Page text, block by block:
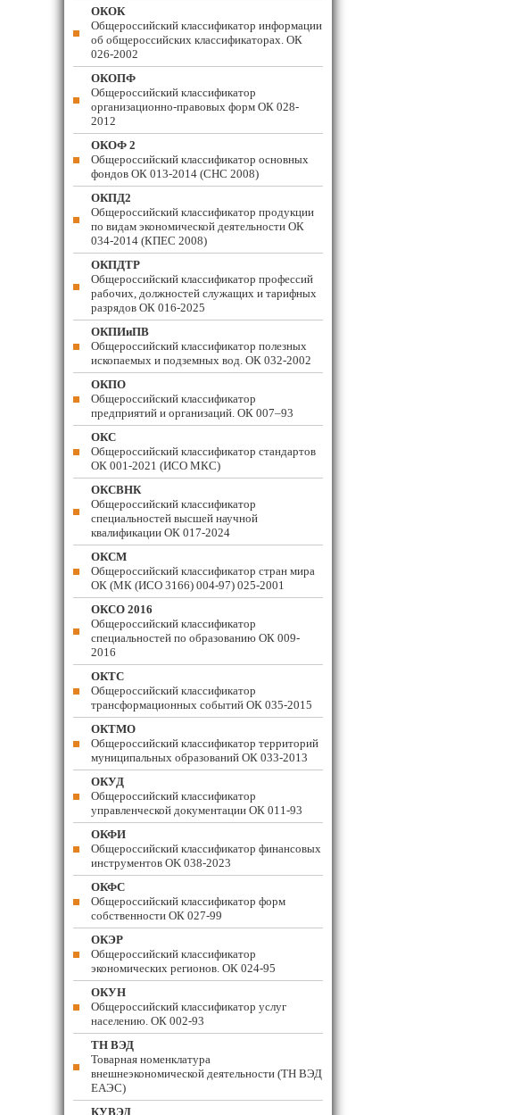
ОКОК
Общероссийский классификатор информации
об общероссийских классификаторах. ОК
026-2002
ОКОПФ
Общероссийский классификатор
организационно-правовых форм ОК 028-
2012
ОКОФ 2
Общероссийский классификатор основных
фондов ОК 013-2014 (СНС 2008)
ОКПД2
Общероссийский классификатор продукции
по видам экономической деятельности ОК
034-2014 (КПЕС 2008)
ОКПДТР
Общероссийский классификатор профессий
рабочих, должностей служащих и тарифных
разрядов ОК 016-2025
ОКПИиПВ
Общероссийский классификатор полезных
ископаемых и подземных вод. ОК 032-2002
ОКПО
Общероссийский классификатор
предприятий и организаций. ОК 007–93
ОКС
Общероссийский классификатор стандартов
ОК 001-2021 (ИСО МКС)
ОКСВНК
Общероссийский классификатор
специальностей высшей научной
квалификации ОК 017-2024
ОКСМ
Общероссийский классификатор стран мира
ОК (МК (ИСО 3166) 004-97) 025-2001
ОКСО 2016
Общероссийский классификатор
специальностей по образованию ОК 009-
2016
ОКТС
Общероссийский классификатор
трансформационных событий ОК 035-2015
ОКТМО
Общероссийский классификатор территорий
муниципальных образований ОК 033-2013
ОКУД
Общероссийский классификатор
управленческой документации ОК 011-93
ОКФИ
Общероссийский классификатор финансовых
инструментов OK 038-2023
ОКФС
Общероссийский классификатор форм
собственности ОК 027-99
ОКЭР
Общероссийский классификатор
экономических регионов. ОК 024-95
ОКУН
Общероссийский классификатор услуг
населению. ОК 002-93
ТН ВЭД
Товарная номенклатура
внешнеэкономической деятельности (ТН ВЭД
ЕАЭС)
КУВЭД